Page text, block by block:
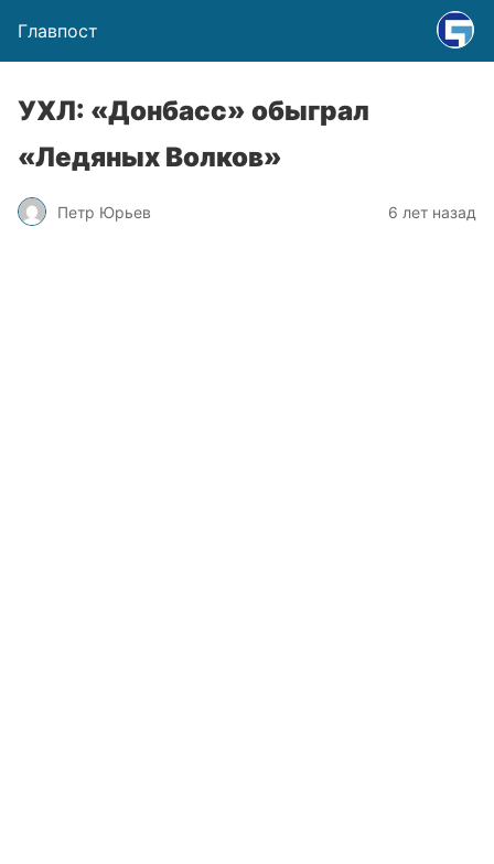
Главпост
УХЛ: «Донбасс» обыграл
«Ледяных Волков»
Петр Юрьев 6 лет назад